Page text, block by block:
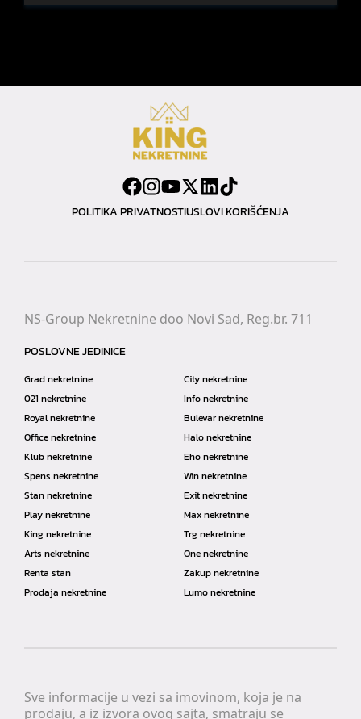
POLITIKA PRIVATNOSTIUSLOVI KORIŠĆENJA
Sve informacije u vezi sa imovinom, koja je na
prodaju, a iz izvora ovog sajta, smatraju se
NS-Group Nekretnine doo Novi Sad, Reg.br. 711
POSLOVNE JEDINICE
Grad nekretnine
City nekretnine
021 nekretnine
Info nekretnine
Royal nekretnine
Bulevar nekretnine
Office nekretnine
Halo nekretnine
Klub nekretnine
Eho nekretnine
Spens nekretnine
Win nekretnine
Stan nekretnine
Exit nekretnine
Play nekretnine
Max nekretnine
King nekretnine
Trg nekretnine
Arts nekretnine
One nekretnine
Renta stan
Zakup nekretnine
Prodaja nekretnine
Lumo nekretnine